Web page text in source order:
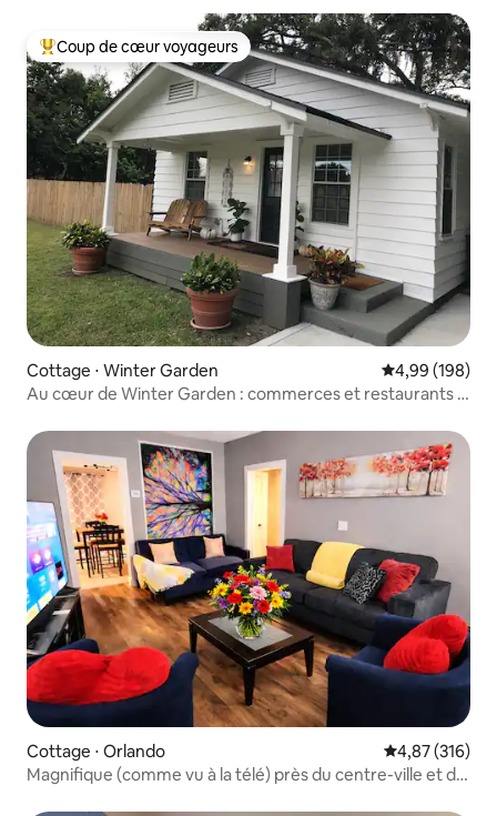
Coups de cœur voyageurs les plus appréciés
Coup de cœur voyageurs
Cottage ⋅ Winter Garden Évaluation
4,99 (198)
Au cœur de Winter Garden : commerces et restaurants à
Cottage ⋅ Orlando Évaluation
4,87 (316)
Magnifique (comme vu à la télé) près du centre-ville et de